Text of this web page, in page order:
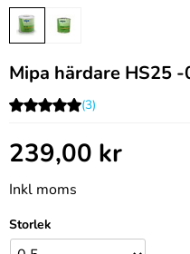
Mipa härdare HS25 -
(3)
239,00 kr
Inkl moms
Storlek